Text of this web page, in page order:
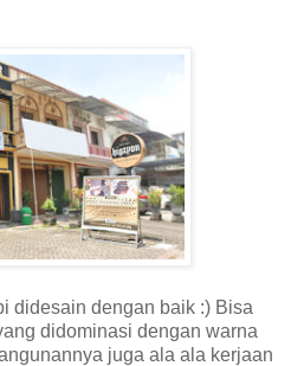
didesain dengan baik :) Bisa
didominasi dengan warna
juga ala ala kerjaan